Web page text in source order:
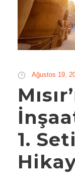
Ağustos 19,
1.